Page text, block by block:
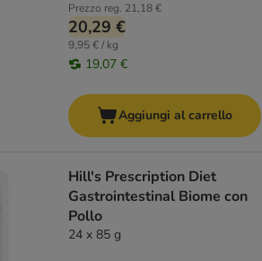
Prezzo reg. 21,18 €
20,29 €
9,95 € / kg
19,07 €
Aggiungi al carrello
Hill's Prescription Diet
Gastrointestinal Biome con
Pollo
24 x 85 g